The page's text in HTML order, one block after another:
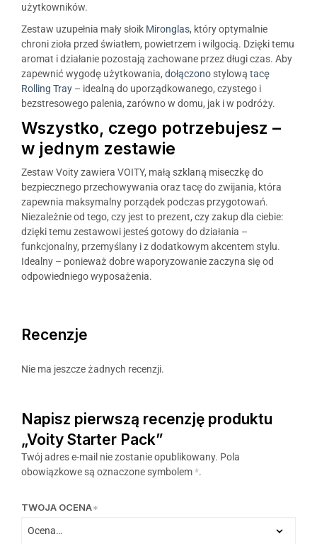
użytkowników.
Zestaw uzupełnia mały słoik Mironglas, który optymalnie
chroni zioła przed światłem, powietrzem i wilgocią. Dzięki temu
aromat i działanie pozostają zachowane przez długi czas. Aby
zapewnić wygodę użytkowania, dołączono stylową tacę
Rolling Tray – idealną do uporządkowanego, czystego i
bezstresowego palenia, zarówno w domu, jak i w podróży.
Wszystko, czego potrzebujesz –
w jednym zestawie
Zestaw Voity zawiera VOITY, małą szklaną miseczkę do
bezpiecznego przechowywania oraz tacę do zwijania, która
zapewnia maksymalny porządek podczas przygotowań.
Niezależnie od tego, czy jest to prezent, czy zakup dla ciebie:
dzięki temu zestawowi jesteś gotowy do działania –
funkcjonalny, przemyślany i z dodatkowym akcentem stylu.
Idealny – ponieważ dobre waporyzowanie zaczyna się od
odpowiedniego wyposażenia.
Recenzje
Nie ma jeszcze żadnych recenzji.
Napisz pierwszą recenzję produktu
„Voity Starter Pack”
Twój adres e-mail nie zostanie opublikowany. Pola
obowiązkowe są oznaczone symbolem*.
TWOJA OCENA*